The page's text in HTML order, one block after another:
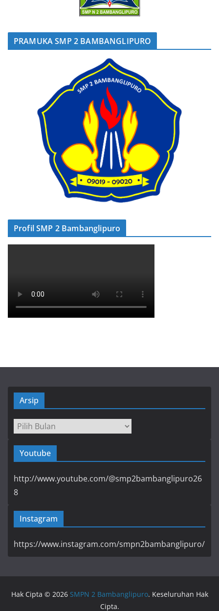
PRAMUKA SMP 2 BAMBANGLIPURO
Profil SMP 2 Bambanglipuro
Arsip
Arsip
Youtube
http://www.youtube.com/@smp2bambanglipuro26
8
Instagram
https://www.instagram.com/smpn2bambanglipuro/
Hak Cipta © 2026 SMPN 2 Bambanglipuro. Keseluruhan Hak
Cipta.